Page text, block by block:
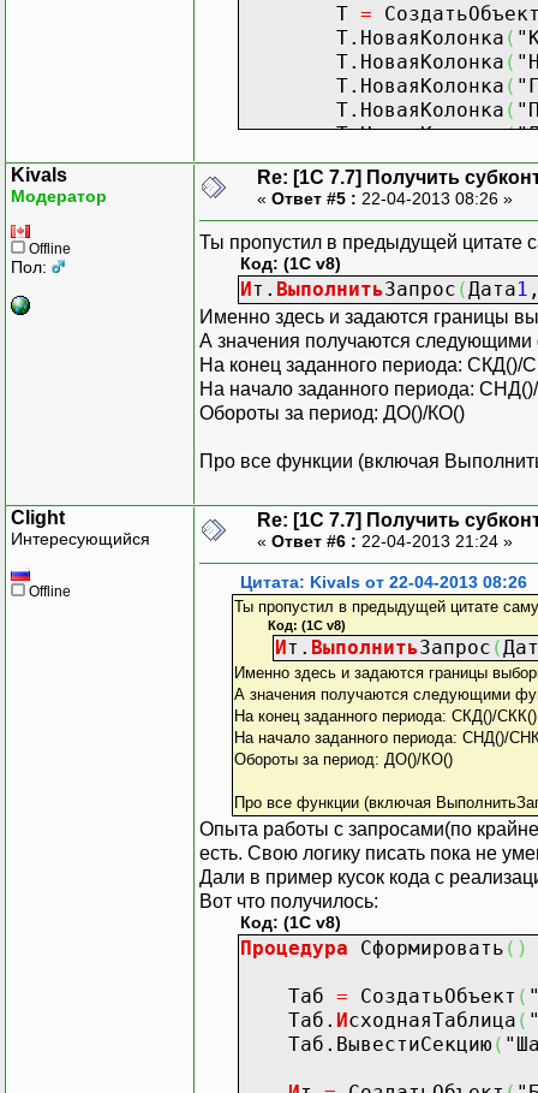
Т =
Т.НоваяКолонка (
Т.НоваяКолонка (
Т.НоваяКолонка (
Т.НоваяКолонка (
Т.НоваяКолонка(
Т.НоваяКолонка(
Т.НоваяКолонка(
Т.НоваяКолонка(
Т.НоваяКолонка
Т.НоваяКолонка(
Т.НоваяКолонка(
Т.НоваяКолонка(
Т.НоваяКолонка(
Т.НоваяКолонка(
Т.НоваяКолонка(
Т.НоваяКолонка(
Т.НоваяКолонка
Пока Ит.По
Т.Код=
Т.По
Т.ДатаВ
Т.МОЛ=
Т.ПСт=
Т.Срок=
Т.Аморт
Если Ит.
Т.Ост=
Если
Kivals
Модератор
Offline
Пол:
Re: [1C 7.7] Получить
« Ответ #5 : 22-04-2013 08:26 »
Ты пропустил в предыдущей цитате
Код: (1C v8)
Ит. ВыполнитьЗапрос ( Дата1
Именно здесь и задаются границы
А значения получаются
На конец заданного периода: СКД()/
На начало заданного периода:
Обороты за период: ДО()/КО()
Про все функции (включая
Clight
Интересующийся
Offline
Re: [1C 7.7] Получить
« Ответ #6 : 22-04-2013 21:24 »
Цитата: Kivals от 22-04-2013 08:26
Ты пропустил в предыдущей цитате
Код: (1C v8)
Ит. ВыполнитьЗапрос (
Именно здесь и задаются границы
А значения получаются следующими
На конец заданного периода: СКД()/СКК()
На начало заданного периода: СНД()/
Обороты за период: ДО()/КО()
Про все функции (включая
Опыта работы с запросами(по
есть. Свою логику писать пока не
Дали в пример кусок кода с
Вот что получилось:
Код: (1C v8)
Процедура Сформировать ( )
Таб = СоздатьОбъект (
Таб. ИсходнаяТаблица (
Таб.ВывестиСекцию(